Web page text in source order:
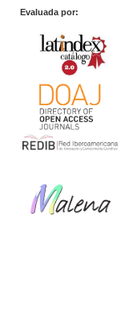
Evaluada por: